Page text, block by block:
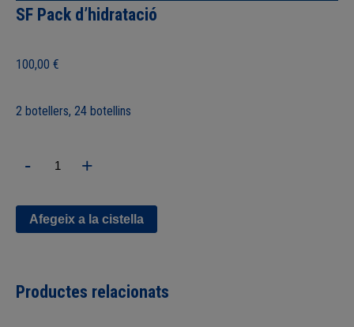
SF Pack d’hidratació
100,00 €
2 botellers, 24 botellins
-
d'hidratació
+
Afegeix a la cistella
Productes relacionats